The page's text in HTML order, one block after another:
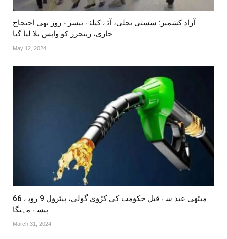
آزاد کشمیر: سستی بجلی، آٹے کیلئے تیسرے روز بھی احتجاج
جاری، رینجرز کو واپس بلا لیا گیا
May 12, 2024
میٹھی عید سے قبل حکومت کی کڑوی گولی، پیٹرول 9 روپے 66
پیسے مہنگا
March 31, 2024